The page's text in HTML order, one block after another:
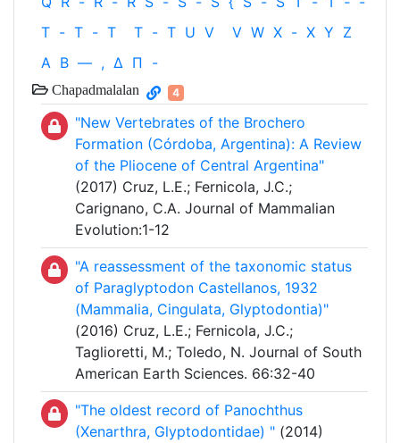
T - T - T T - T U V V W X - X Y Z
Α Β — , Δ Π -
Chapadmalalan 4
"New Vertebrates of the Brochero
Formation (Córdoba, Argentina): A Review
of the Pliocene of Central Argentina"
(2017) Cruz, L.E.; Fernicola, J.C.;
Carignano, C.A. Journal of Mammalian
Evolution:1-12
"A reassessment of the taxonomic status
of Paraglyptodon Castellanos, 1932
(Mammalia, Cingulata, Glyptodontia)"
(2016) Cruz, L.E.; Fernicola, J.C.;
Taglioretti, M.; Toledo, N. Journal of South
American Earth Sciences. 66:32-40
"The oldest record of Panochthus
(Xenarthra, Glyptodontidae) " (2014)